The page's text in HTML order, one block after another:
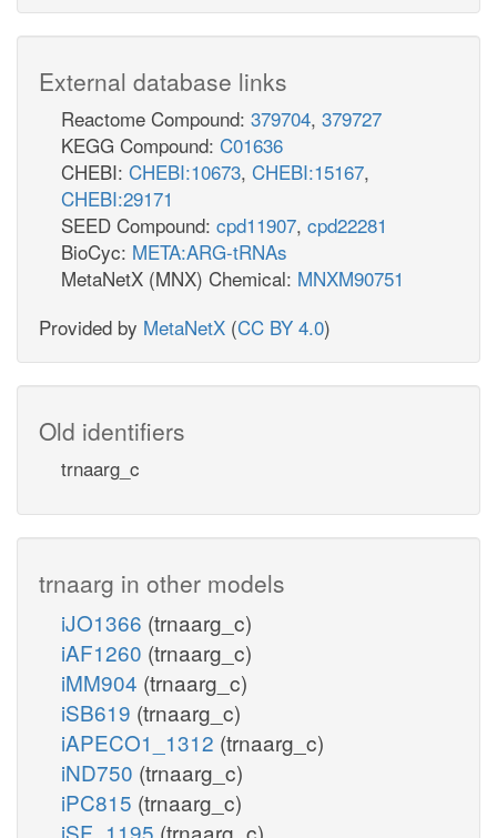
External database links
Reactome Compound: 379704, 379727
KEGG Compound: C01636
CHEBI: CHEBI:10673, CHEBI:15167,
CHEBI:29171
SEED Compound: cpd11907, cpd22281
BioCyc: META:ARG-tRNAs
MetaNetX (MNX) Chemical: MNXM90751
Provided by MetaNetX (CC BY 4.0)
Old identifiers
trnaarg_c
trnaarg in other models
iJO1366 (trnaarg_c)
iAF1260 (trnaarg_c)
iMM904 (trnaarg_c)
iSB619 (trnaarg_c)
iAPECO1_1312 (trnaarg_c)
iND750 (trnaarg_c)
iPC815 (trnaarg_c)
iSF_1195 (trnaarg_c)